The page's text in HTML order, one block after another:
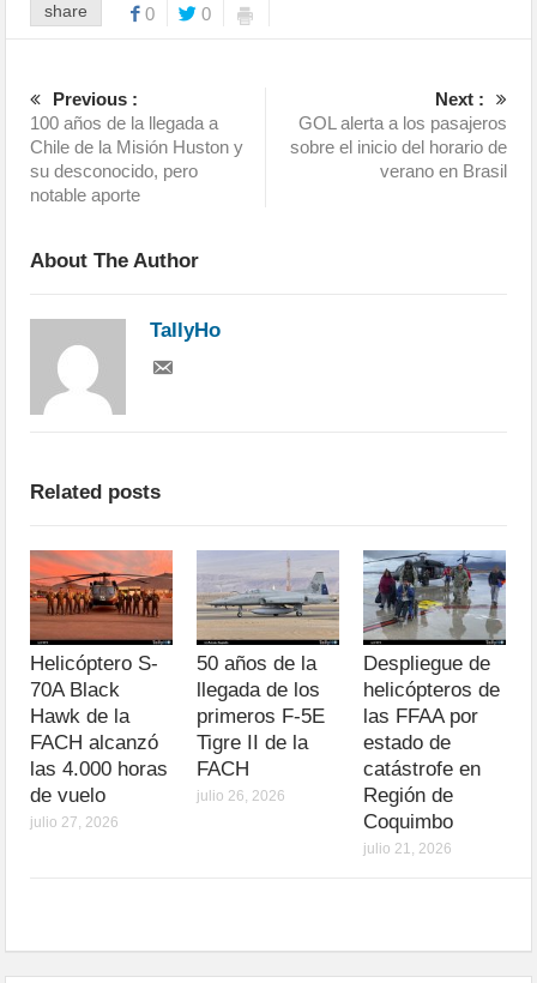
share 0 0
Previous :
100 años de la llegada a
Chile de la Misión Huston y
su desconocido, pero
notable aporte
Next :
GOL alerta a los pasajeros
sobre el inicio del horario de
verano en Brasil
About The Author
TallyHo
Related posts
Helicóptero S-
70A Black
Hawk de la
FACH alcanzó
las 4.000 horas
de vuelo
julio 27, 2026
50 años de la
llegada de los
primeros F-5E
Tigre II de la
FACH
julio 26, 2026
Despliegue de
helicópteros de
las FFAA por
estado de
catástrofe en
Región de
Coquimbo
julio 21, 2026